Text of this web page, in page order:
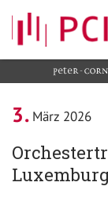
3 März 2026